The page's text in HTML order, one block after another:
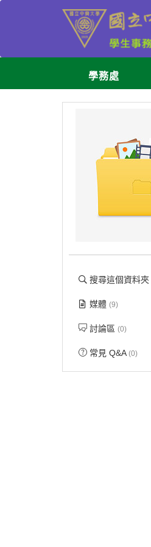
學務處
搜尋這個資料夾
媒體(9)
討論區(0)
常見 Q&A(0)